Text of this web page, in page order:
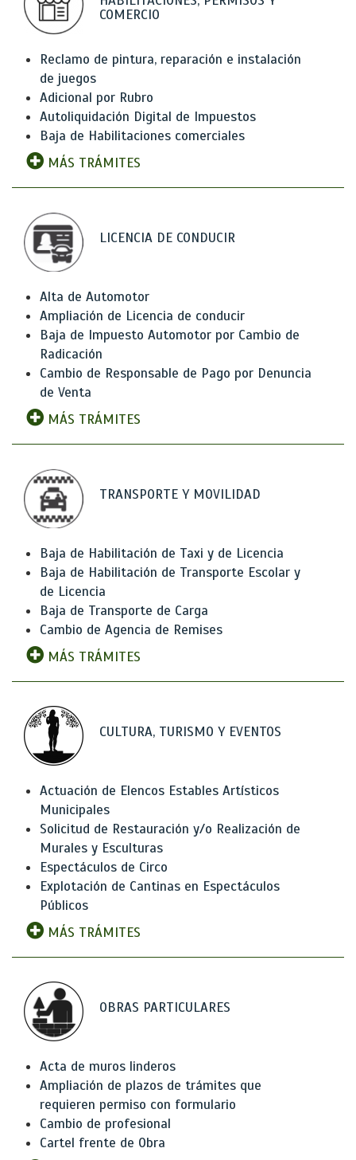
COMERCIO
Reclamo de pintura, reparación e instalación
de juegos
Adicional por Rubro
Autoliquidación Digital de Impuestos
Baja de Habilitaciones comerciales
MÁS TRÁMITES
LICENCIA DE CONDUCIR
Alta de Automotor
Ampliación de Licencia de conducir
Baja de Impuesto Automotor por Cambio de
Radicación
Cambio de Responsable de Pago por Denuncia
de Venta
MÁS TRÁMITES
TRANSPORTE Y MOVILIDAD
Baja de Habilitación de Taxi y de Licencia
Baja de Habilitación de Transporte Escolar y
de Licencia
Baja de Transporte de Carga
Cambio de Agencia de Remises
MÁS TRÁMITES
CULTURA, TURISMO Y EVENTOS
Actuación de Elencos Estables Artísticos
Municipales
Solicitud de Restauración y/o Realización de
Murales y Esculturas
Espectáculos de Circo
Explotación de Cantinas en Espectáculos
Públicos
MÁS TRÁMITES
OBRAS PARTICULARES
Acta de muros linderos
Ampliación de plazos de trámites que
requieren permiso con formulario
Cambio de profesional
Cartel frente de Obra